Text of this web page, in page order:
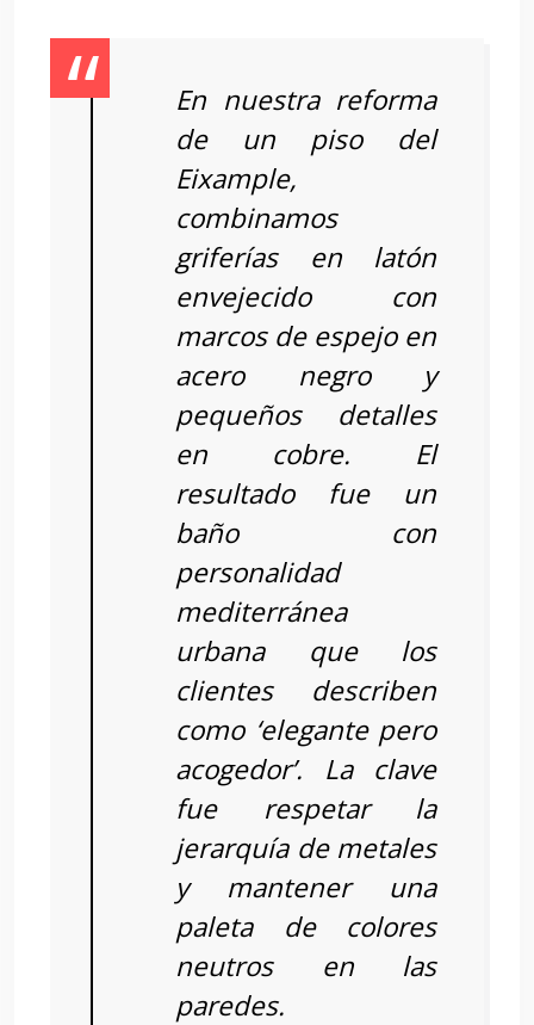
En nuestra reforma
de un piso del
Eixample,
combinamos
griferías en latón
envejecido con
marcos de espejo en
acero negro y
pequeños detalles
en cobre. El
resultado fue un
baño con
personalidad
mediterránea
urbana que los
clientes describen
como ‘elegante pero
acogedor’. La clave
fue respetar la
jerarquía de metales
y mantener una
paleta de colores
neutros en las
paredes.